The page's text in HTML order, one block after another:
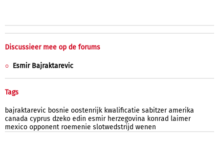
Discussieer mee op de forums
Esmir Bajraktarevic
Tags
bajraktarevic bosnie oostenrijk kwalificatie sabitzer amerika
canada cyprus dzeko edin esmir herzegovina konrad laimer
mexico opponent roemenie slotwedstrijd wenen